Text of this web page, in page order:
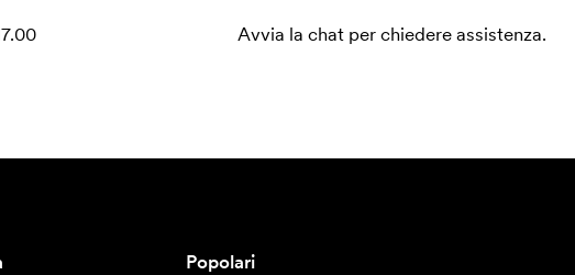
Avvia la chat per chiedere assistenza.
Popolari